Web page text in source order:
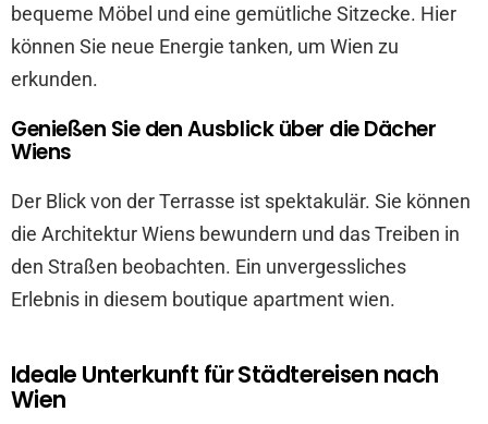
bequeme Möbel und eine gemütliche Sitzecke. Hier
können Sie neue Energie tanken, um Wien zu
erkunden.
Genießen Sie den Ausblick über die Dächer
Wiens
Der Blick von der Terrasse ist spektakulär. Sie können
die Architektur Wiens bewundern und das Treiben in
den Straßen beobachten. Ein unvergessliches
Erlebnis in diesem boutique apartment wien.
Ideale Unterkunft für Städtereisen nach
Wien